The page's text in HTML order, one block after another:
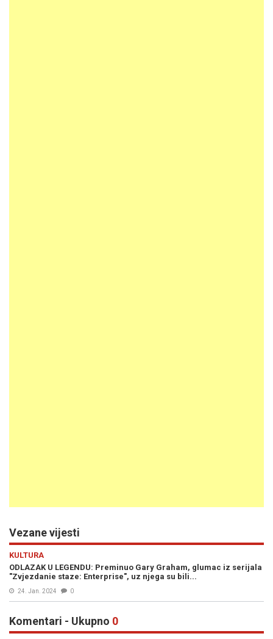
Vezane vijesti
KULTURA
ODLAZAK U LEGENDU: Preminuo Gary Graham, glumac iz serijala
"Zvjezdanie staze: Enterprise", uz njega su bili...
24. Jan. 2024 0
Komentari - Ukupno 0